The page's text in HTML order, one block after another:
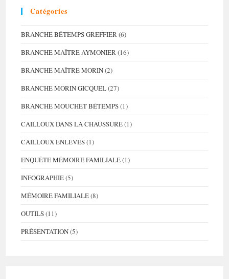
Catégories
BRANCHE BÉTEMPS GREFFIER(6)
BRANCHE MAÎTRE AYMONIER(16)
BRANCHE MAÎTRE MORIN(2)
BRANCHE MORIN GICQUEL(27)
BRANCHE MOUCHET BÉTEMPS(1)
CAILLOUX DANS LA CHAUSSURE(1)
CAILLOUX ENLEVÉS(1)
ENQUÊTE MÉMOIRE FAMILIALE(1)
INFOGRAPHIE(5)
MÉMOIRE FAMILIALE(8)
OUTILS(11)
PRÉSENTATION(5)